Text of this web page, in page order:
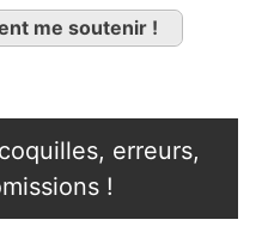
me soutenir !
erreurs,
!